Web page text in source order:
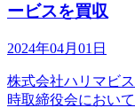
ービスを買収
2024年04月01日
株式会社ハリマビ
時取締役会におい